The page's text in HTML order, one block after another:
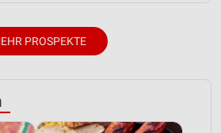
PROSPEKTE